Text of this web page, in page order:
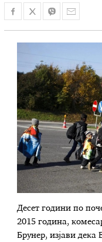
Десет години по
2015 година,
Брунер, изјави дека